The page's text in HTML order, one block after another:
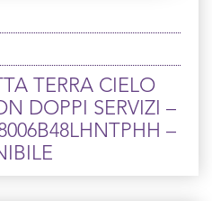
DOPPI SERVIZI –
–